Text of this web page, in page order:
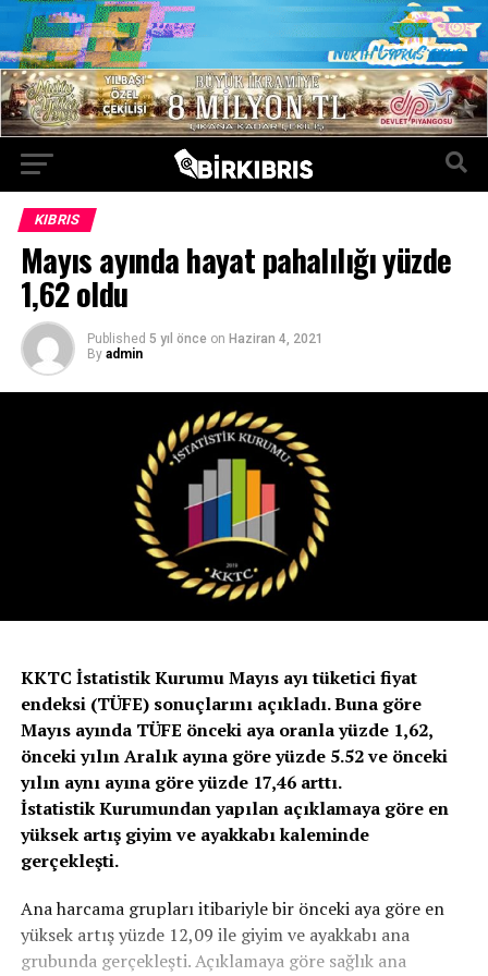
KIBRIS
Mayıs ayında hayat pahalılığı yüzde
1,62 oldu
Published 5 yıl önce on Haziran 4, 2021
By admin
KKTC İstatistik Kurumu Mayıs ayı tüketici fiyat
endeksi (TÜFE) sonuçlarını açıkladı. Buna göre
Mayıs ayında TÜFE önceki aya oranla yüzde 1,62,
önceki yılın Aralık ayına göre yüzde 5.52 ve önceki
yılın aynı ayına göre yüzde 17,46 arttı.
İstatistik Kurumundan yapılan açıklamaya göre en
yüksek artış giyim ve ayakkabı kaleminde
gerçekleşti.
Ana harcama grupları itibariyle bir önceki aya göre en
yüksek artış yüzde 12,09 ile giyim ve ayakkabı ana
grubunda gerçekleşti. Açıklamaya göre sağlık ana